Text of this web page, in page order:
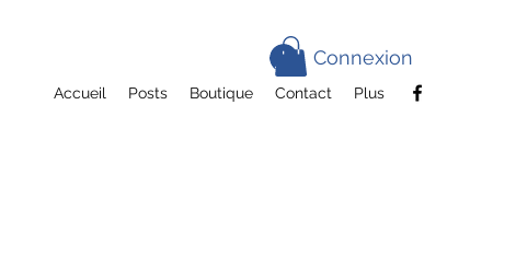
Accueil Posts Boutique Contact Plus
Connexion